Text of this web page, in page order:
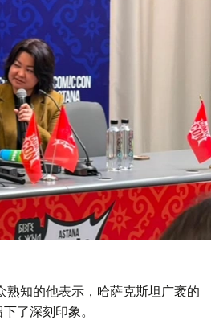
熟知的他表示，哈萨克斯坦广袤的
了深刻印象。